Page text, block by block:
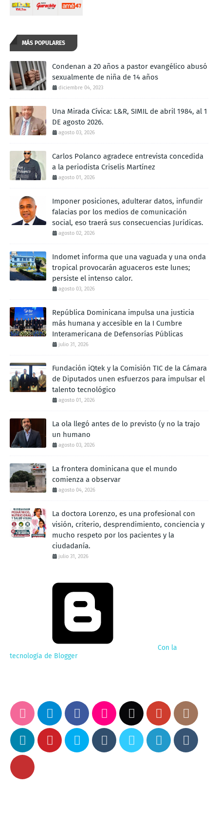
MÁS POPULARES
Condenan a 20 años a pastor evangélico abusó
sexualmente de niña de 14 años
diciembre 04, 2023
Una Mirada Cívica: L&R, SIMIL de abril 1984, al 1
DE agosto 2026.
agosto 03, 2026
Carlos Polanco agradece entrevista concedida
a la periodista Criselis Martínez
agosto 01, 2026
Imponer posiciones, adulterar datos, infundir
falacias por los medios de comunicación
social, eso traerá sus consecuencias Jurídicas.
agosto 02, 2026
Indomet informa que una vaguada y una onda
tropical provocarán aguaceros este lunes;
persiste el intenso calor.
agosto 03, 2026
República Dominicana impulsa una justicia
más humana y accesible en la I Cumbre
Interamericana de Defensorías Públicas
julio 31, 2026
Fundación iQtek y la Comisión TIC de la Cámara
de Diputados unen esfuerzos para impulsar el
talento tecnológico
agosto 01, 2026
La ola llegó antes de lo previsto (y no la trajo
un humano
agosto 03, 2026
La frontera dominicana que el mundo
comienza a observar
agosto 04, 2026
La doctora Lorenzo, es una profesional con
visión, criterio, desprendimiento, conciencia y
mucho respeto por los pacientes y la
ciudadanía.
julio 31, 2026
Con la
tecnología de Blogger